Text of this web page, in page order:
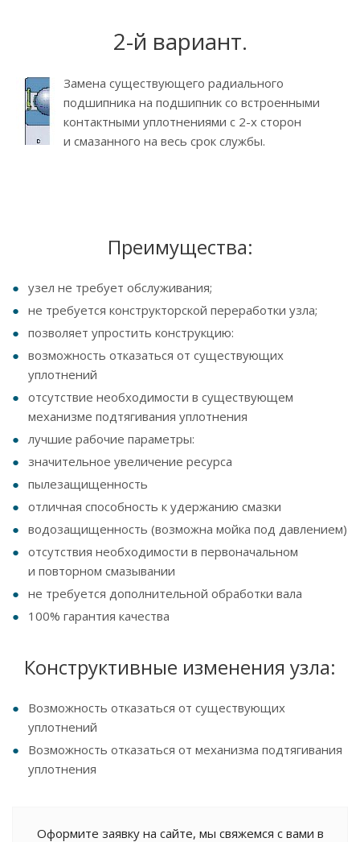
2-й вариант.
Замена существующего радиального
подшипника на подшипник со встроенными
контактными уплотнениями с 2-х сторон
и смазанного на весь срок службы.
Преимущества:
узел не требует обслуживания;
не требуется конструкторской переработки узла;
позволяет упростить конструкцию:
возможность отказаться от существующих
уплотнений
отсутствие необходимости в существующем
механизме подтягивания уплотнения
лучшие рабочие параметры:
значительное увеличение ресурса
пылезащищенность
отличная способность к удержанию смазки
водозащищенность (возможна мойка под давлением)
отсутствия необходимости в первоначальном
и повторном смазывании
не требуется дополнительной обработки вала
100% гарантия качества
Конструктивные изменения узла:
Возможность отказаться от существующих
уплотнений
Возможность отказаться от механизма подтягивания
уплотнения
Оформите заявку на сайте, мы свяжемся с вами в